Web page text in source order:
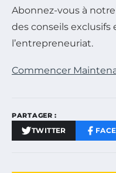
Abonnez-vous à
des conseils exclusifs
l’entrepreneuriat.
Commencer
PARTAGER :
TWITTER